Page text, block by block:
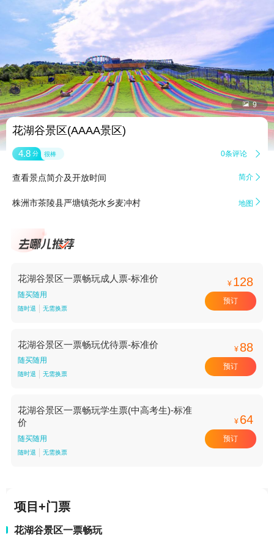
 9
花湖谷景区(AAAA景区)
4.8 分 很棒 0条评论 
查看景点简介及开放时间 简介 
株洲市茶陵县严塘镇尧水乡麦冲村 地图 
花湖谷景区一票畅玩成人票-标准价
随买随用
随时退 无需换票
¥ 128
预订
花湖谷景区一票畅玩优待票-标准价
随买随用
随时退 无需换票
¥ 88
预订
花湖谷景区一票畅玩学生票(中高考生)-标准
价
随买随用
随时退 无需换票
¥ 64
预订
项目+门票
花湖谷景区一票畅玩
